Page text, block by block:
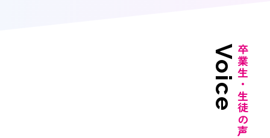
卒業生・生徒の声
Voice